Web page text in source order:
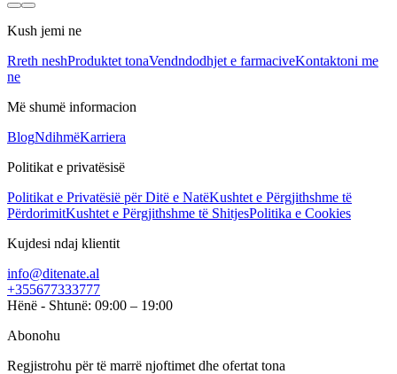
Kush jemi ne
Rreth neshProduktet tonaVendndodhjet e farmaciveKontaktoni me
ne
Më shumë informacion
BlogNdihmëKarriera
Politikat e privatësisë
Politikat e Privatësië për Ditë e NatëKushtet e Përgjithshme të
PërdorimitKushtet e Përgjithshme të ShitjesPolitika e Cookies
Kujdesi ndaj klientit
info@ditenate.al
+355677333777
Hënë - Shtunë: 09:00 – 19:00
Abonohu
Regjistrohu për të marrë njoftimet dhe ofertat tona